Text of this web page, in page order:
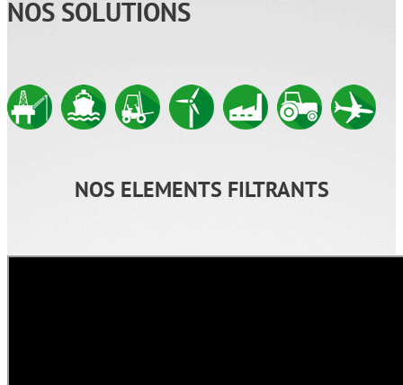
NOS SOLUTIONS
NOS ELEMENTS FILTRANTS